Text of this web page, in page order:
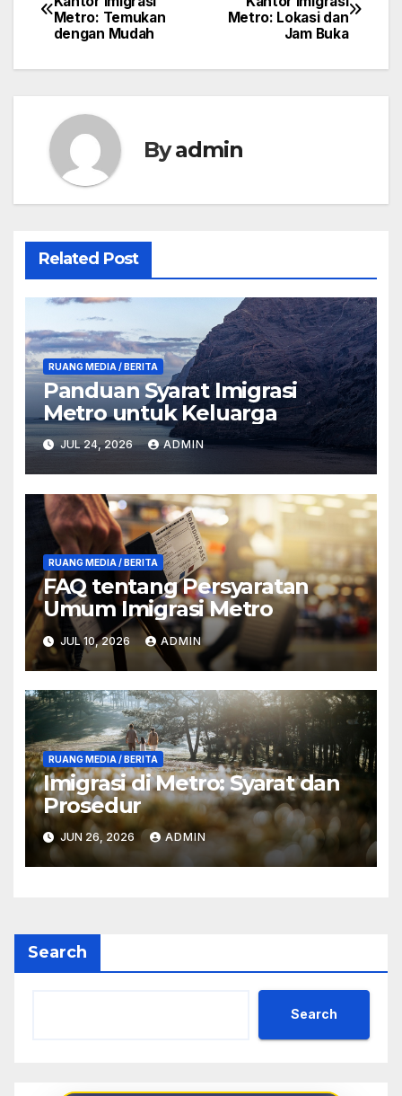
navigation
Metro: Lokasi dan
Jam Buka
Metro: Temukan
dengan Mudah
Byadmin
Related Post
RUANG MEDIA / BERITA
Panduan Syarat Imigrasi
Metro untuk Keluarga
JUL 24, 2026 ADMIN
RUANG MEDIA / BERITA
FAQ tentang Persyaratan
Umum Imigrasi Metro
JUL 10, 2026 ADMIN
RUANG MEDIA / BERITA
Imigrasi di Metro: Syarat dan
Prosedur
JUN 26, 2026 ADMIN
Search
Search